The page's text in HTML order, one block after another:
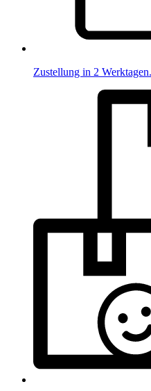
Zustellung in 2 Werktagen.